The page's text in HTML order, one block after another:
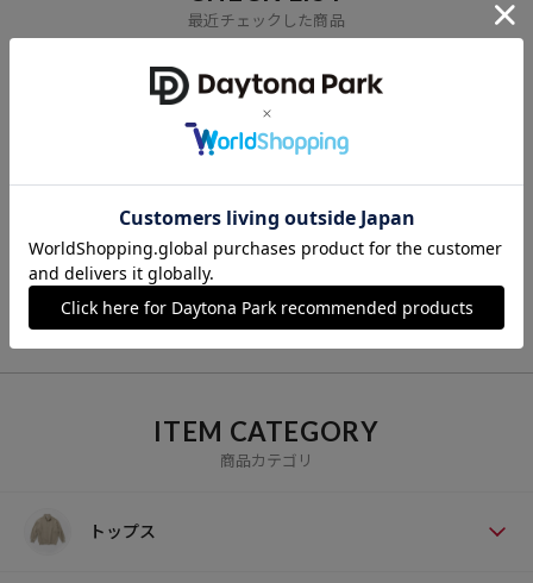
参考価格
円（2026年2月17日時点）
※「参考価格」とは、Daytona Parkにおける対象商品の通常販売（先
行予約・先行割引は含まれません）開始時点の価格です。
1975年に設立された「OAKLEY」。機能とデザインが融合された高次
に融合させたプロダクツは高い評価を受け、米軍特殊部隊SEALSやデ
ルタフォースで正式採用されたほか、スノーボード、野球、ゴルフ等
のトップアスリートがオークリーの製品を愛用しています。
最近チェックした商品
ITEM CATEGORY
商品カテゴリ
トップス